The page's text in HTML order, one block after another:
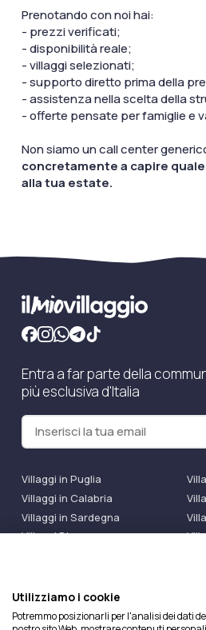
Prenotando con noi hai:
- prezzi verificati;
- disponibilità reale;
- villaggi selezionati;
- supporto diretto prima della
- assistenza nella scelta della
- offerte pensate per famiglie e
Non siamo un call center
concretamente a capire
alla tua estate.
Entra a far parte della
più esclusiva d'Italia
Villaggi in Puglia
Villaggi in Calabria
Villaggi in Sardegna
Villaggi Bluserena
Ilmiovillaggio è un marchio di
Utilizziamo i cookie
Potremmo posizionarli per l'analisi dei dati